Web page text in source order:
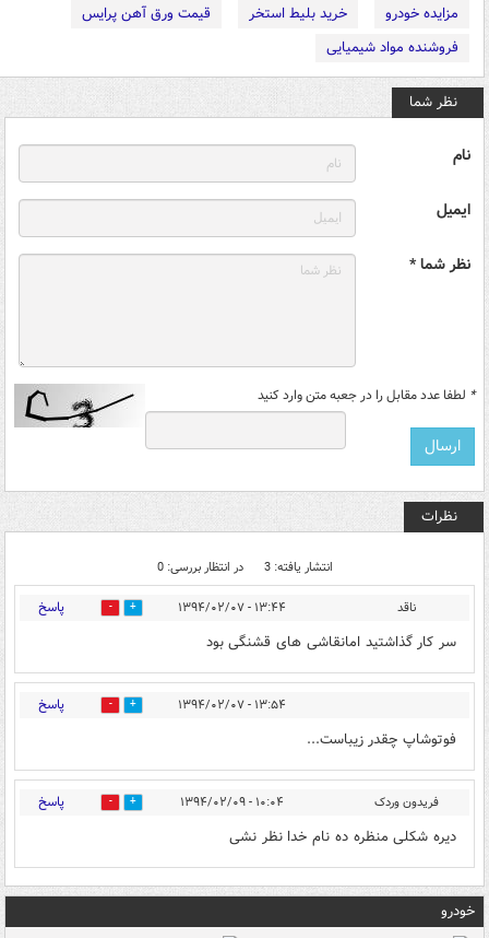
مزایده خودرو
خرید بلیط استخر
قیمت ورق آهن پرایس
فروشنده مواد شیمیایی
نظر شما
نام
ایمیل
نظر شما *
* لطفا عدد مقابل را در جعبه متن وارد کنید
نظرات
انتشار یافته: 3 در انتظار بررسی: 0
ناقد ۱۳:۴۴ - ۱۳۹۴/۰۲/۰۷ 0 پاسخ
سر کار گذاشتید امانقاشی های قشنگی بود
۱۳:۵۴ - ۱۳۹۴/۰۲/۰۷ 0 پاسخ
فوتوشاپ چقدر زیباست...
فریدون وردک ۱۰:۰۴ - ۱۳۹۴/۰۲/۰۹ 0 پاسخ
دیره شکلی منظره ده نام خدا نظر نشی
خودرو